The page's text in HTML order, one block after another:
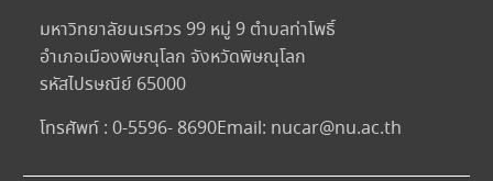
มหาวิทยาลัยนเรศวร 99 หมู่ 9 ตำบลท่าโพธิ์
อำเภอเมืองพิษณุโลก จังหวัดพิษณุโลก
รหัสไปรษณีย์ 65000
โทรศัพท์ : 0-5596- 8690Email: nucar@nu.ac.th